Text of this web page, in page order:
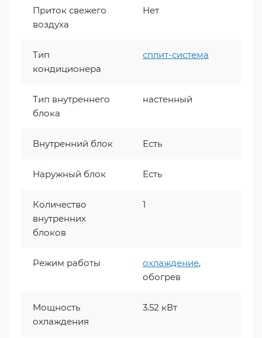
Приток свежего
воздуха
Нет
Тип
кондиционера
сплит-система
Тип внутреннего
блока
настенный
Внутренний блок Есть
Наружный блок Есть
Количество
внутренних
блоков
1
Режим работы охлаждение,
обогрев
Мощность
охлаждения
3.52 кВт